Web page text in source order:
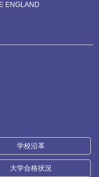
ENGLAND
学校沿革
大学合格状況